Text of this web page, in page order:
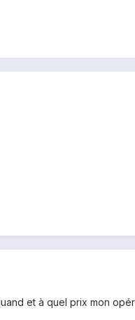
et à quel prix mon